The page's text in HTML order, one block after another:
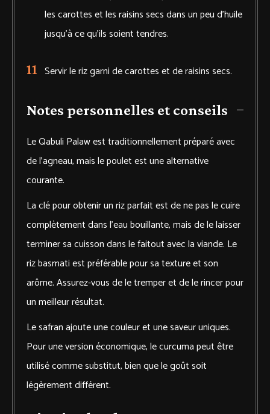
les carottes et les raisins secs dans un peu d'huile
jusqu'à ce qu'ils soient tendres.
Servir le riz garni de carottes et de raisins secs.
Notes personnelles et conseils
Le Qabuli Palaw est traditionnellement préparé avec
de l’agneau, mais le poulet est une alternative
courante.
La clé pour obtenir un riz parfait est de ne pas le cuire
complètement dans l’eau bouillante, mais de le laisser
terminer sa cuisson dans le faitout avec la viande. Le
riz basmati est préférable pour sa texture et son
arôme. Assurez-vous de le tremper et de le rincer pour
un meilleur résultat.
Le safran ajoute une couleur et une saveur uniques.
Pour une version économique, le curcuma peut être
utilisé comme substitut, bien que le goût soit
légèrement différent.